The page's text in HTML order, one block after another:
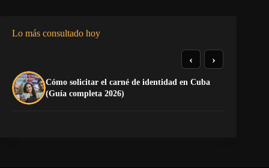
Lo más consultado hoy
Cómo solicitar el carné de identidad en Cuba
(Guía completa 2026)
‹ ›